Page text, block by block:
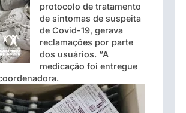
protocolo de tratamento
de sintomas de suspeita
de Covid-19, gerava
reclamações por parte
dos usuários. “A
medicação foi entregue